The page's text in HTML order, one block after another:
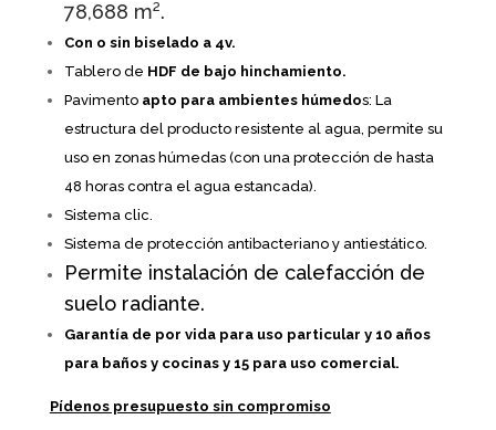
78,688 m².
Con o sin biselado a 4v.
Tablero de HDF de bajo hinchamiento.
Pavimento apto para ambientes húmedos: La
estructura del producto resistente al agua, permite su
uso en zonas húmedas (con una protección de hasta
48 horas contra el agua estancada).
Sistema clic.
Sistema de protección antibacteriano y antiestático.
Permite instalación de calefacción de
suelo radiante.
Garantía de por vida para uso particular y 10 años
para baños y cocinas y 15 para uso comercial.
Pídenos presupuesto sin compromiso